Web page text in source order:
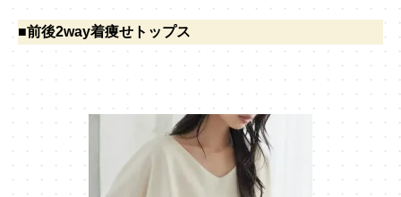
■前後2way着痩せトップス